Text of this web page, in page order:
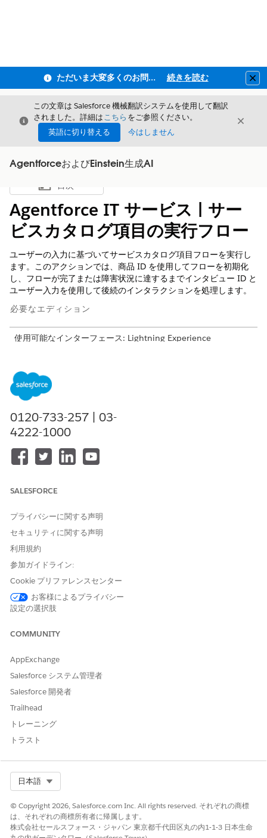
ただいま大変多くのお問い合わせをいただいており、ご連絡までにお時間を頂戴しております 続きを読む
閉じる
この文章は Salesforce 機械翻訳システムを使用して翻訳
されました。詳細はこちら をご参照ください。
英語に切り替える
今はしません
閉じる
AgentforceおよびEinstein生成AI
目次を表示
目次
Agentforce IT サービス | サー
ビスカタログ項目の実行フロー
ユーザーの入力に基づいてサービスカタログ項目フローを実行し
ます。このアクションでは、商品 ID を使用してフローを初期化
し、フローが完了または障害状況に達するまでインタビュー ID と
ユーザー入力を使用して後続のインタラクションを処理します。
必要なエディション
使用可能なインターフェース: Lightning Experience
ライセンスが付属する
Edition。
必要なユーザー権限
「標準エージェントアクションの
参照アクション種別
参照アクション
このアクションで 1 つ以上の
プロンプトテンプレートが実
行されますか?
ご意見をお待ちしております。
0120-733-257 | 03-
4222-1000
SALESFORCE
プライバシーに関する声明
セキュリティに関する声明
利用規約
参加ガイドライン:
Cookie プリファレンスセンター
お客様によるプライバシー
設定の選択肢
COMMUNITY
AppExchange
Salesforce システム管理者
Salesforce 開発者
Trailhead
トレーニング
トラスト
日本語
© Copyright 2026, Salesforce.com Inc. All rights reserved. それぞれの商標
は、それぞれの商標所有者に帰属します。
株式会社セールスフォース・ジャパン 東京都千代田区丸の内1-1-3 日本生命